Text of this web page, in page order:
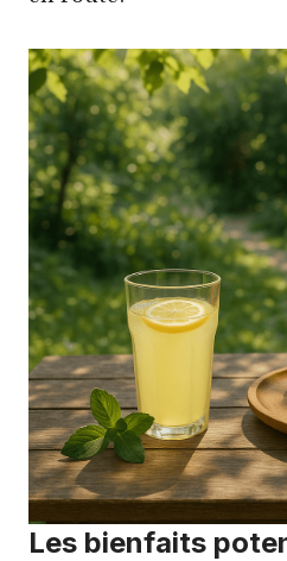
Les bienfaits